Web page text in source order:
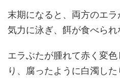
末期になると、両方のエ
気力に泳ぎ、餌が食べられ
エラぶたが腫れて赤く変
り、腐ったように白濁した